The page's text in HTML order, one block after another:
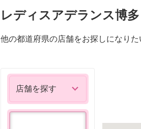
レディスアデランス博多
他の都道府県の店舗をお探しになり
店舗を探す